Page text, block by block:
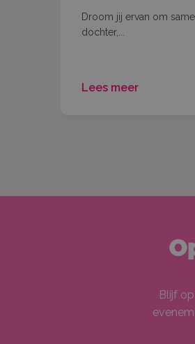
Droom jij ervan om
dochter,...
Lees meer
Blijf